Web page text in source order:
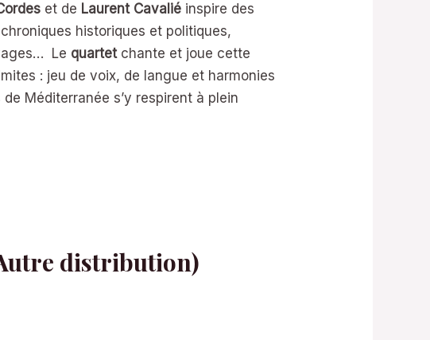
et de Laurent Cavalié inspire des
historiques et politiques,
Le quartetchante et joue cette
: jeu de voix, de langue et harmonies
Méditerranée s’y respirent à plein
distribution)